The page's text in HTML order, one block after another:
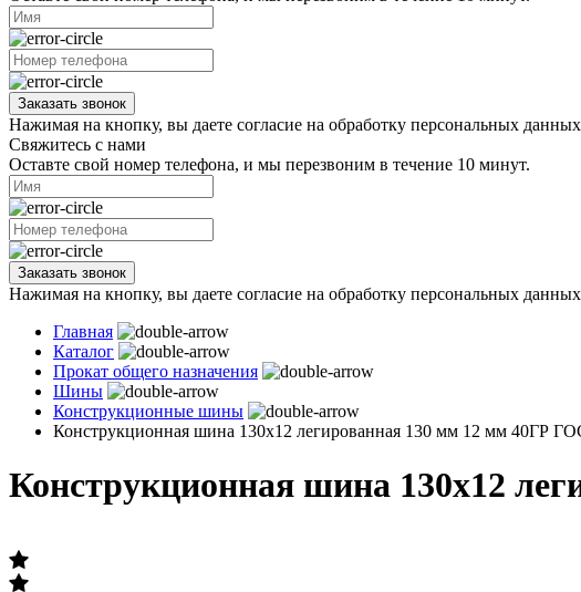
Заказать звонок
Нажимая на кнопку, вы даете согласие на обработку персональных данных
Свяжитесь с нами
Оставте свой номер телефона, и мы перезвоним в течение 10 минут.
Заказать звонок
Нажимая на кнопку, вы даете согласие на обработку персональных данных
Главная
Каталог
Прокат общего назначения
Шины
Конструкционные шины
Конструкционная шина 130х12 легированная 130 мм 12 мм 40ГР
Конструкционная шина 130х12